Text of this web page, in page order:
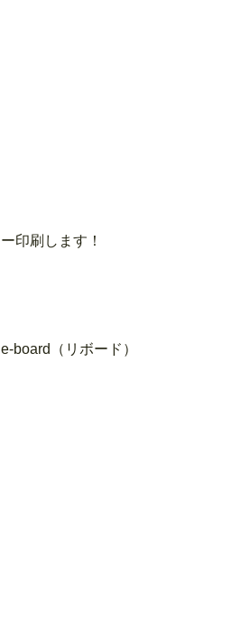
印刷します！
board（リボード）